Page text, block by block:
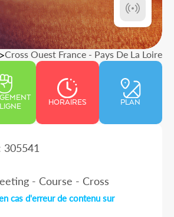
>Cross Ouest France - Pays De La Loire
HORAIRES PLAN
- Course - Cross
cas d'erreur de contenu sur